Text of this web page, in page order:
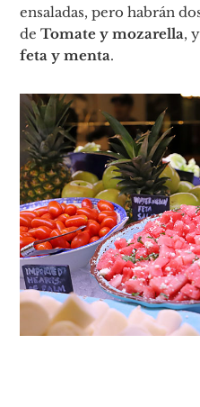
ensaladas, pero habrán
deTomate y mozarella,
feta y menta.